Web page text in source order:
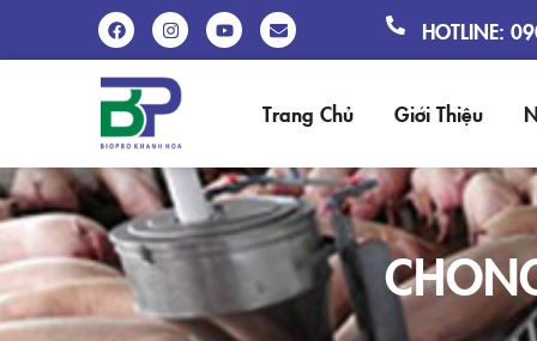
HOTLINE:
Trang Chủ Giới Thiệu